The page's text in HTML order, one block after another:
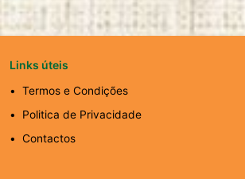
Links úteis
Termos e Condições
Politica de Privacidade
Contactos